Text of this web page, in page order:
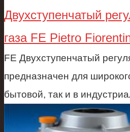
Двухступенчатый
газа FE Pietro
FE Двухступенчатый
предназначен для
бытовой, так и в